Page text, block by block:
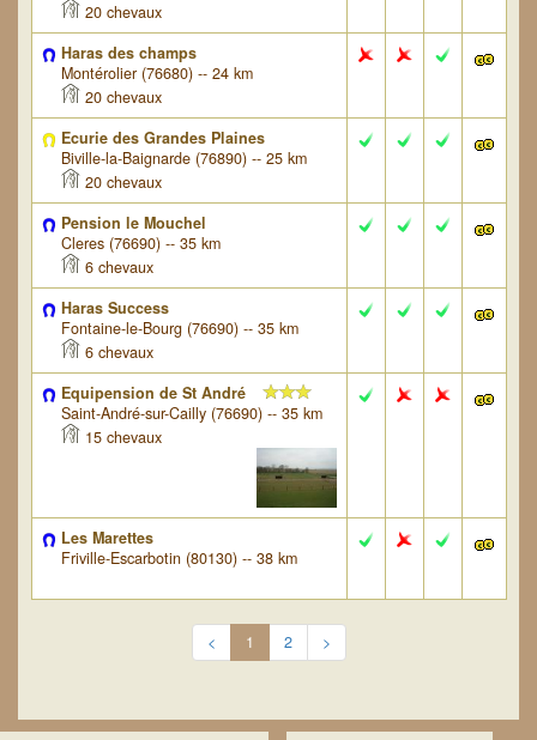
20 chevaux
Haras des champs
Montérolier (76680) -- 24 km
20 chevaux
Ecurie des Grandes Plaines
Biville-la-Baignarde (76890) -- 25 km
20 chevaux
Pension le Mouchel
Cleres (76690) -- 35 km
6 chevaux
Haras Success
Fontaine-le-Bourg (76690) -- 35 km
6 chevaux
Equipension de St André
Saint-André-sur-Cailly (76690) -- 35 km
15 chevaux
Les Marettes
Friville-Escarbotin (80130) -- 38 km
< 1 2 >